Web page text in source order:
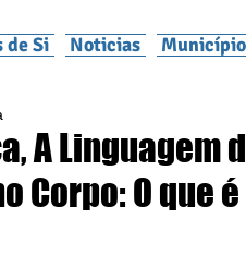
de Si Noticias
A Linguagem
Corpo: O que